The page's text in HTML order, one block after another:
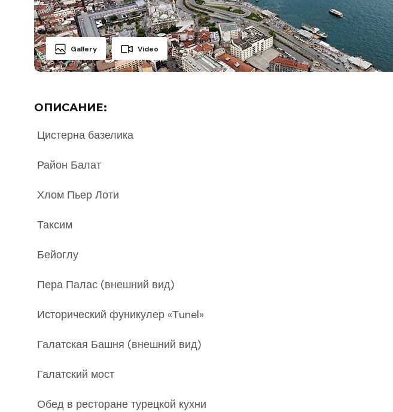
Gallery Video
ОПИСАНИЕ:
Цистерна базелика
Район Балат
Хлом Пьер Лоти
Таксим
Бейоглу
Пера Палас (внешний вид)
Исторический фуникулер «Тunel»
Галатская Башня (внешний вид)
Галатский мост
Обед в ресторане турецкой кухни